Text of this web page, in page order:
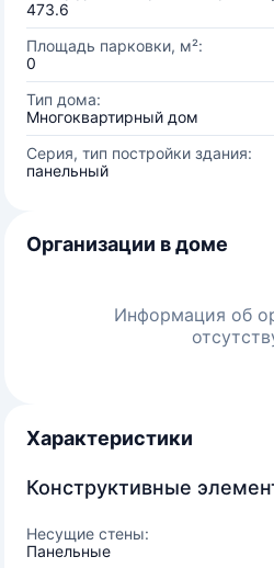
473.6
Площадь парковки, м²:
0
Тип дома:
Многоквартирный дом
Серия, тип постройки здания:
панельный
Организации в доме
Информация об
Характеристики
Конструктивные
Несущие стены:
Панельные